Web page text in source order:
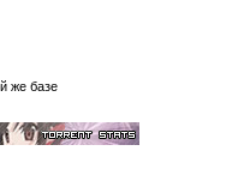
же базе